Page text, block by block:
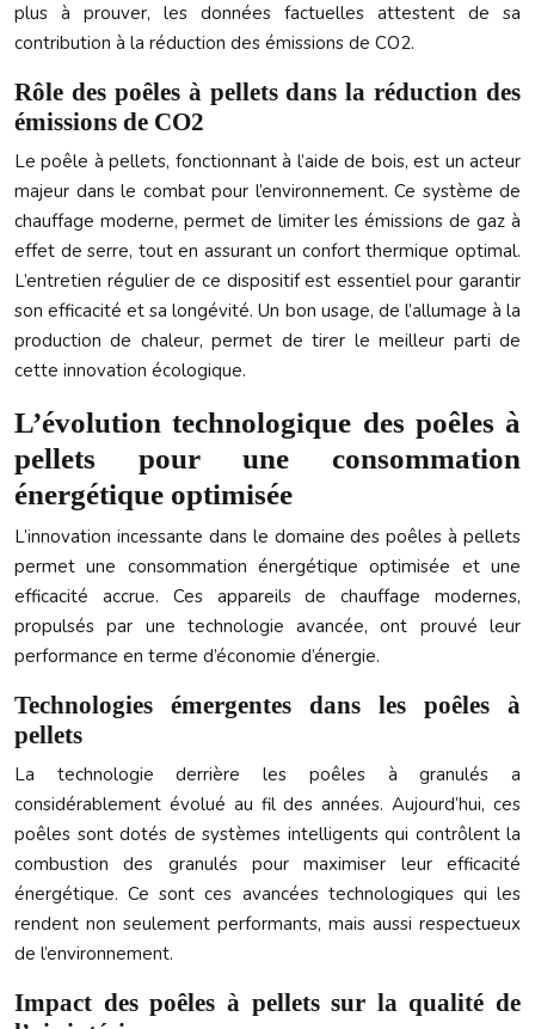
plus à prouver, les données factuelles attestent de sa
contribution à la réduction des émissions de CO2.
Rôle des poêles à pellets dans la réduction des
émissions de CO2
Le poêle à pellets, fonctionnant à l’aide de bois, est un acteur
majeur dans le combat pour l’environnement. Ce système de
chauffage moderne, permet de limiter les émissions de gaz à
effet de serre, tout en assurant un confort thermique optimal.
L’entretien régulier de ce dispositif est essentiel pour garantir
son efficacité et sa longévité. Un bon usage, de l’allumage à la
production de chaleur, permet de tirer le meilleur parti de
cette innovation écologique.
L’évolution technologique des poêles à
pellets pour une consommation
énergétique optimisée
L’innovation incessante dans le domaine des poêles à pellets
permet une consommation énergétique optimisée et une
efficacité accrue. Ces appareils de chauffage modernes,
propulsés par une technologie avancée, ont prouvé leur
performance en terme d’économie d’énergie.
Technologies émergentes dans les poêles à
pellets
La technologie derrière les poêles à granulés a
considérablement évolué au fil des années. Aujourd’hui, ces
poêles sont dotés de systèmes intelligents qui contrôlent la
combustion des granulés pour maximiser leur efficacité
énergétique. Ce sont ces avancées technologiques qui les
rendent non seulement performants, mais aussi respectueux
de l’environnement.
Impact des poêles à pellets sur la qualité de